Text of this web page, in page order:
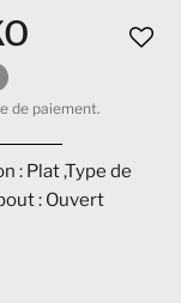
de paiement.
: Plat ,Type de
: Ouvert